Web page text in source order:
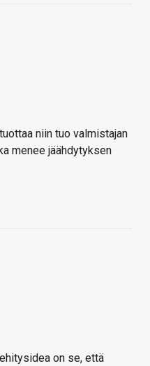
niin tuo valmistajan
menee jäähdytyksen
on se, että